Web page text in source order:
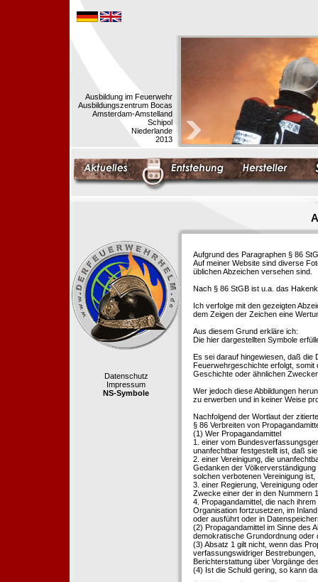
Ausbildung im Feuerwehr
Ausbildungszentrum Bocas
Amsterdam-Amstelland
Schipol
Niederlande
2013
Datenschutz
Impressum
NS-Symbole
Aufgrund des Paragraphen § 86
Auf meiner Website sind diverse
üblichen Abzeichen versehen sind.
Nach § 86 StGB ist u.a. das
Ich verfolge mit den gezeigten
dem Zeigen der Zeichen eine
Aus diesem Grund erkläre ich:
Die hier dargestellten Symbole
Es sei darauf hingewiesen, daß die
Feuerwehrgeschichte erfolgt,
Geschichte oder ähnlichen
Wer jedoch diese Abbildungen
zu erwerben und in keiner Weise
Nachfolgend der Wortlaut der
§ 86 Verbreiten von
(1) Wer Propagandamittel
1. einer vom
unanfechtbar festgestellt ist, daß
2. einer Vereinigung, die
Gedanken der
solchen verbotenen Vereinigung ist,
3. einer Regierung, Vereinigung
Zwecke einer der in den Nummern
4. Propagandamittel, die nach
Organisation fortzusetzen, im
oder ausführt oder in
(2) Propagandamittel im Sinne des
demokratische Grundordnung oder
(3) Absatz 1 gilt nicht, wenn das
verfassungswidriger
Berichterstattung über Vorgänge
(4) Ist die Schuld gering, so kann